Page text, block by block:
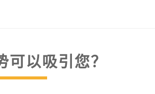
以吸引您？